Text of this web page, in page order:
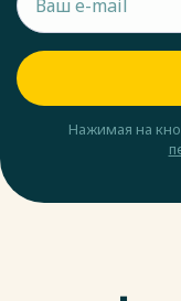
Нажимая на